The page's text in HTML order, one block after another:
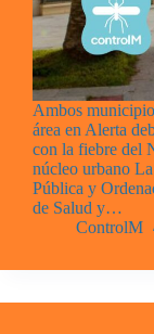
Ambos
área en Alerta
con la fiebre del
núcleo urbano
Pública y
de Salud y…
ControlM